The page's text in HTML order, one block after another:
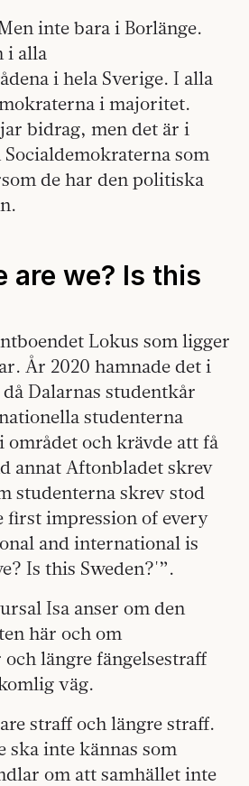
inte bara i Borlänge.
i alla
i hela Sverige. I alla
i majoritet.
bidrag, men det är i
som
de har den politiska
are we? Is this
Lokus som ligger
År 2020 hamnade det i
Dalarnas studentkår
studenterna
och krävde att få
annat Aftonbladet skrev
studenterna skrev stod
first impression of every
and international is
Is this Sweden?'”.
Isa anser om den
här och om
längre fängelsestraff
väg.
straff och längre straff.
ska inte kännas som
om att samhället inte